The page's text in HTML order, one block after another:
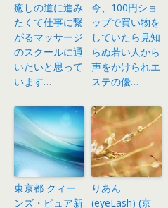
癒しの道に進み
たくて仕事に繋
がるマッサージ
のスクールに通
いたいと思って
います…
今、100円ショ
ップで買い物を
していたら見知
らぬ若い人から
声をかけられエ
ステの優…
東京都 クィー
ンズ・ピュア新
りあん
(eyeLash) (京